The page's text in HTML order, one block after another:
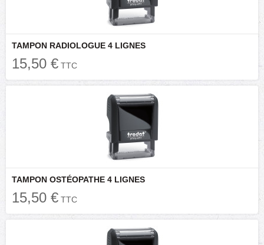
TAMPON RADIOLOGUE 4 LIGNES
15,50 € TTC
TAMPON OSTÉOPATHE 4 LIGNES
15,50 € TTC